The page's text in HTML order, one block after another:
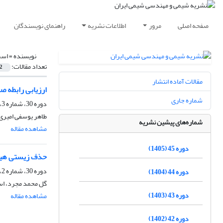
صفحه اصلی مرور اطلاعات نشریه راهنمای نویسندگان
نویسنده =
تعداد مقالات: 2
ارزیابی
دوره 30، شماره 3، پاییز 1390، صفحه
طاهر یوسفی
مشاهده مقاله
حذف زیستی
دوره 30، شماره 2، تابستان 1390، صفحه
گل محمد مجرد،
مشاهده مقاله
مقالات آماده انتشار
شماره جاری
شماره‌های پیشین نشریه
دوره 45 (1405)
دوره 44 (1404)
دوره 43 (1403)
دوره 42 (1402)